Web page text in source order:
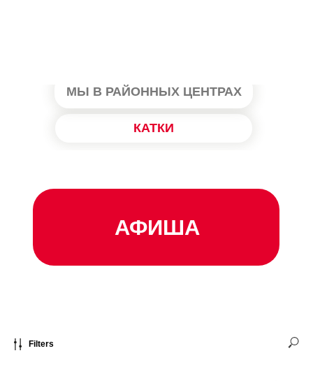
КАТКИ
МЫ В РАЙОННЫХ ЦЕНТРАХ
АФИША
Filters